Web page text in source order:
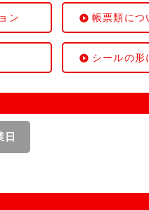
ン 帳票類につ
シールの形
日